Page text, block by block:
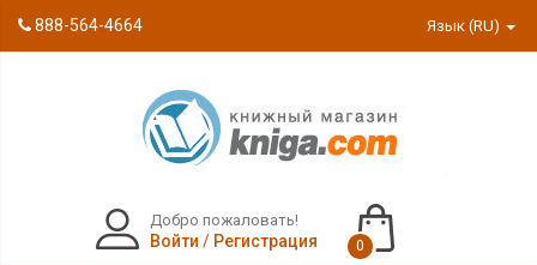
888-564-4664 Язык (RU)
Добро пожаловать!
Войти / Регистрация 0